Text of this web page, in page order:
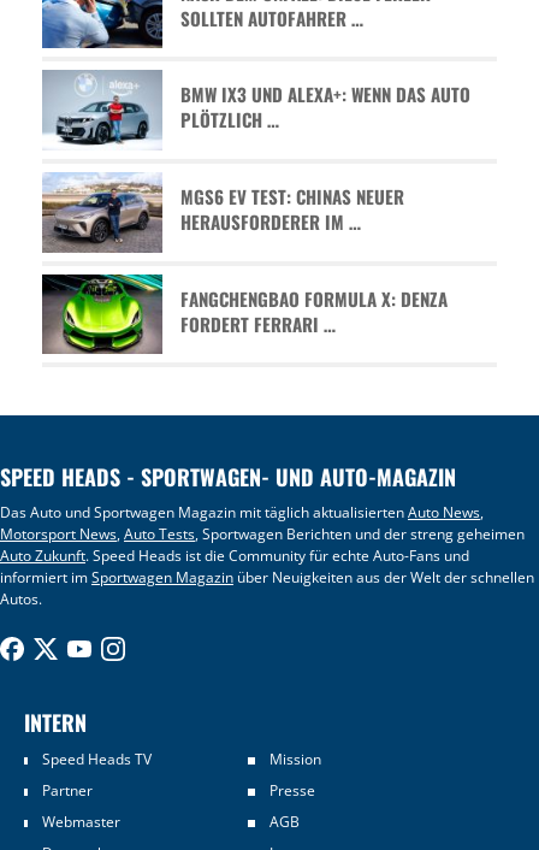
SOLLTEN AUTOFAHRER …
BMW IX3 UND ALEXA+: WENN DAS AUTO
PLÖTZLICH …
MGS6 EV TEST: CHINAS NEUER
HERAUSFORDERER IM …
FANGCHENGBAO FORMULA X: DENZA
FORDERT FERRARI …
SPEED HEADS - SPORTWAGEN- UND AUTO-MAGAZIN
Das Auto und Sportwagen Magazin mit täglich aktualisiertenAuto News,
Motorsport News,Auto Tests, Sportwagen Berichten und der streng geheimen
Auto Zukunft. Speed Heads ist die Community für echte Auto-Fans und
informiert imSportwagen Magazin über Neuigkeiten aus der Welt der schnellen
Autos.
INTERN
Speed Heads TV
Mission
Partner
Presse
Webmaster
AGB